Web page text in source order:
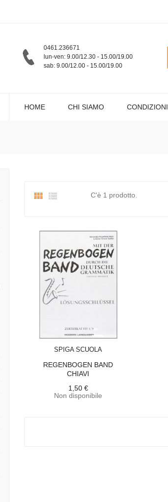
0461.236671
lun-ven: 9.00/12.30 - 15.00/19.00
sab: 9.00/12.00 - 15.00/19.00
HOME CHI SIAMO CONDIZIONI
  C'è 1 prodotto.
SPIGA SCUOLA
REGENBOGEN BAND
CHIAVI
1,50 €
Non disponibile